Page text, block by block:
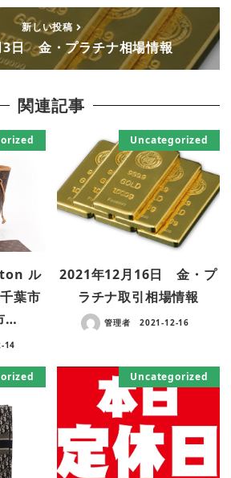
新しい投稿
3日 金・プラチナ相場情報
関連記事
ル
葉市
…
14
Uncategorized
2021年12月16日 金・プ
ラチナ取引相場情報
管理者 2021-12-16
Uncategorized